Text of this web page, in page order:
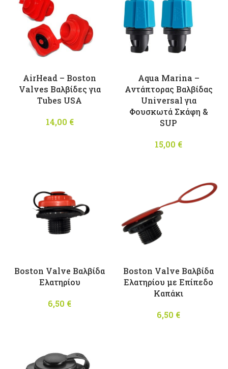
AirHead – Boston
Valves Βαλβίδες για
Τubes USA
14,00 €
Aqua Marina –
Αντάπτορας Βαλβίδας
Universal για
Φουσκωτά Σκάφη &
SUP
15,00 €
Boston Valve Βαλβίδα
Ελατηρίου
6,50 €
Boston Valve Βαλβίδα
Ελατηρίου με Επίπεδο
Καπάκι
6,50 €